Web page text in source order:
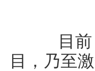
目前，
目，乃至